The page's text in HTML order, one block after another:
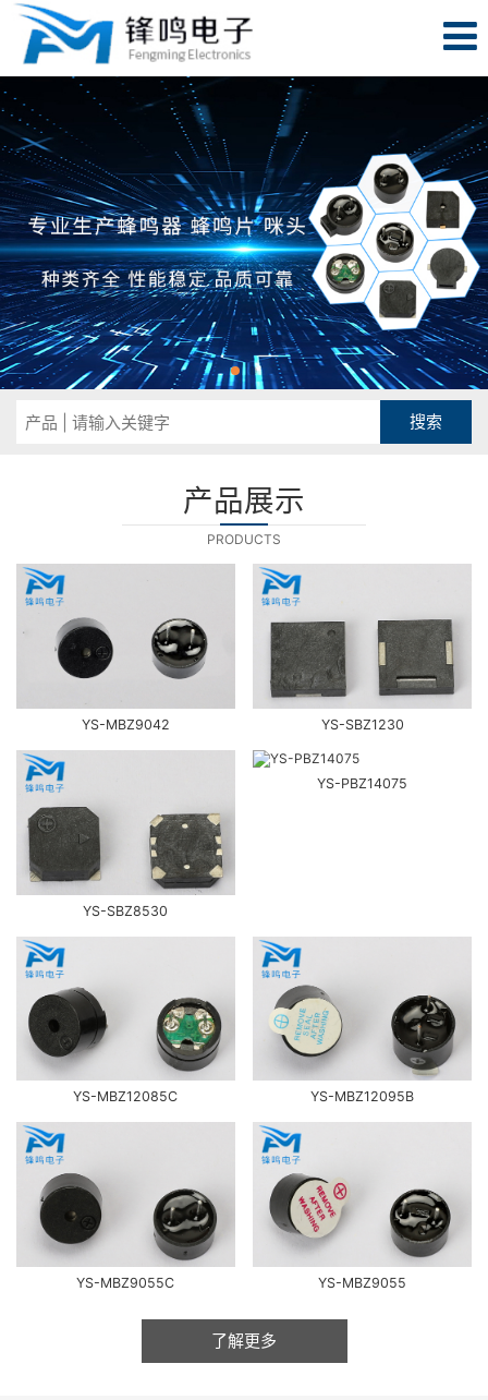
产品展示
PRODUCTS
YS-MBZ9042 YS-SBZ1230
YS-SBZ8530
YS-PBZ14075
YS-MBZ12085C YS-MBZ12095B
YS-MBZ9055C YS-MBZ9055
了解更多